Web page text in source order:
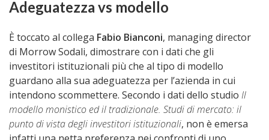
Adeguatezza vs modello
È toccato al collega Fabio Bianconi, managing director
di Morrow Sodali, dimostrare con i dati che gli
investitori istituzionali più che al tipo di modello
guardano alla sua adeguatezza per l’azienda in cui
intendono scommettere. Secondo i dati dello studio Il
modello monistico ed il tradizionale. Studi di mercato: il
punto di vista degli investitori istituzionali, non è emersa